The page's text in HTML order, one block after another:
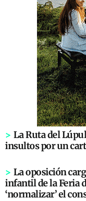
> La Ruta del
insultos por un
> La oposición
infantil de la Feria
‘normalizar’ el